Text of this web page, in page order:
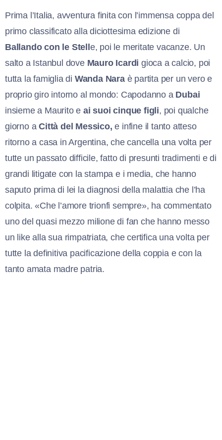
Prima l’Italia, avventura finita con l’immensa coppa del
primo classificato alla diciottesima edizione di
Ballando con le Stell e, poi le meritate vacanze. Un
salto a Istanbul dove Mauro Icardi gioca a calcio, poi
tutta la famiglia di Wanda Naraè partita per un vero e
proprio giro intorno al mondo: Capodanno a Dubai
insieme a Maurito eai suoi cinque figli, poi qualche
giorno aCittà del Messico, e infine il tanto atteso
ritorno a casa in Argentina, che cancella una volta per
tutte un passato difficile, fatto di presunti tradimenti e di
grandi litigate con la stampa e i media, che hanno
saputo prima di lei la diagnosi della malattia che l’ha
colpita. «Che l’amore trionfi sempre», ha commentato
uno del quasi mezzo milione di fan che hanno messo
un like alla sua rimpatriata, che certifica una volta per
tutte la definitiva pacificazione della coppia e con la
tanto amata madre patria.